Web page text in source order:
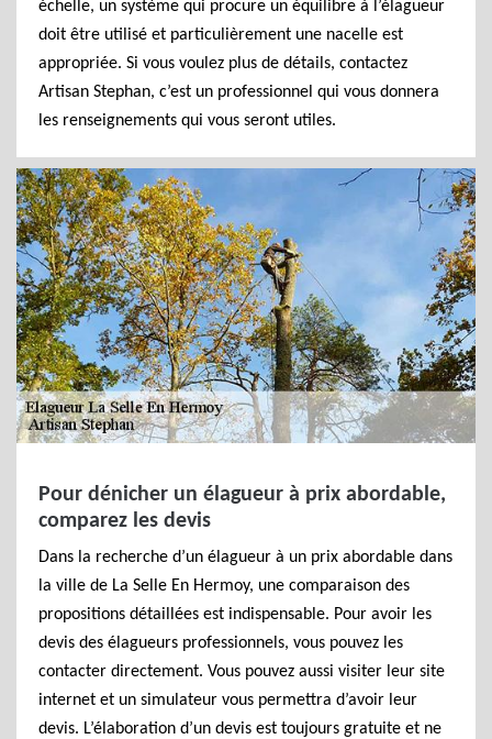
échelle, un système qui procure un équilibre à l’élagueur
doit être utilisé et particulièrement une nacelle est
appropriée. Si vous voulez plus de détails, contactez
Artisan Stephan, c’est un professionnel qui vous donnera
les renseignements qui vous seront utiles.
Pour dénicher un élagueur à prix abordable,
comparez les devis
Dans la recherche d’un élagueur à un prix abordable dans
la ville de La Selle En Hermoy, une comparaison des
propositions détaillées est indispensable. Pour avoir les
devis des élagueurs professionnels, vous pouvez les
contacter directement. Vous pouvez aussi visiter leur site
internet et un simulateur vous permettra d’avoir leur
devis. L’élaboration d’un devis est toujours gratuite et ne